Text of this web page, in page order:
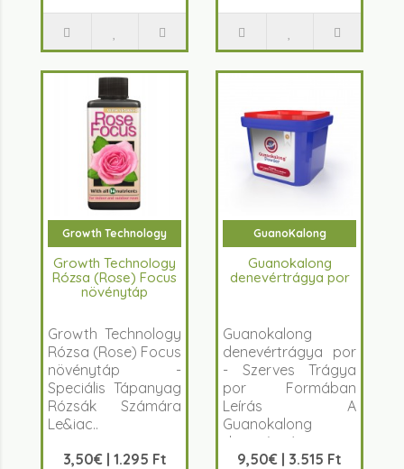
Growth Technology
Growth Technology
Rózsa (Rose) Focus
növénytáp
Growth Technology
Rózsa (Rose) Focus
növénytáp -
Speciális Tápanyag
Rózsák Számára
Le&iac..
3,50€ | 1.295 Ft
GuanoKalong
Guanokalong
denevértrágya por
Guanokalong
denevértrágya por
- Szerves Trágya
por Formában
Leírás A
Guanokalong
denevértrágya por..
9,50€ | 3.515 Ft